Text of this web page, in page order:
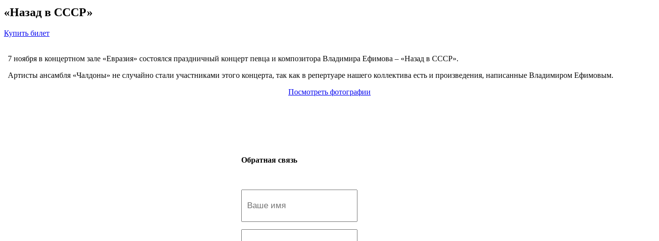
«Назад в СССР»
Купить билет
7 ноября в концертном зале «Евразия» состоялся праздничный концерт певца и композитора Владимира Ефимова – «Назад в СССР».
Артисты ансамбля «Чалдоны» не случайно стали участниками этого концерта, так как в репертуаре нашего коллектива есть и произведения, написанные Владимиром Ефимовым.
Посмотреть фотографии
Обратная связь